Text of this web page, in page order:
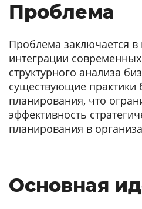
Проблема
Проблема заключается в
интеграции
структурного анализа
существующие практики
планирования, что
эффективность
планирования в
Основная